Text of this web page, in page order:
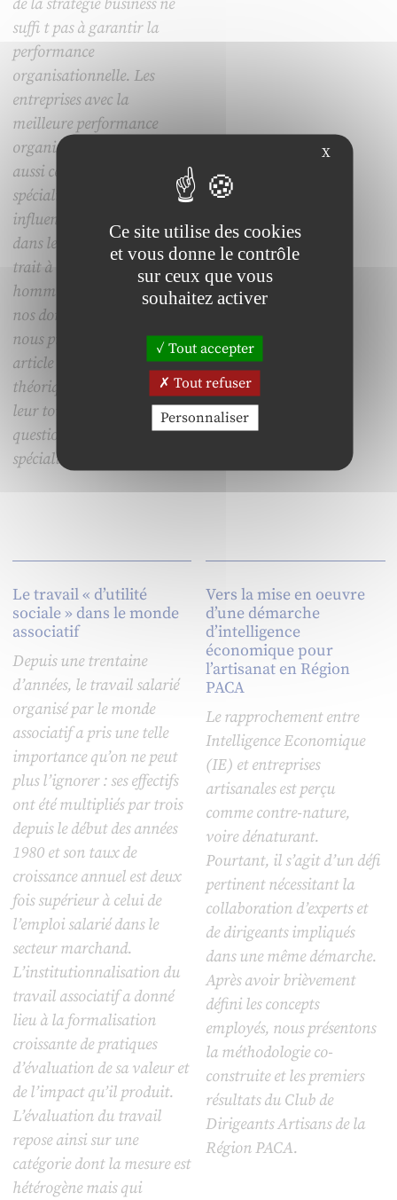
de la stratégie business ne
suffi t pas à garantir la
performance
organisationnelle. Les
entreprises avec la
meilleure performance
organisationnelle sont
aussi celles qui donnent aux
spécialistes RH une
influence prépondérante
dans les décisions qui ont
trait à la gestion des
hommes. Parallèlement à
nos données empiriques
nous proposons dans cet
article des éléments
théoriques qui confirment à
leur tour l’importance de la
question du pouvoir des
spécialistes en RH.
Le travail « d’utilité
sociale » dans le monde
associatif
Depuis une trentaine
d’années, le travail salarié
organisé par le monde
associatif a pris une telle
importance qu’on ne peut
plus l’ignorer : ses effectifs
ont été multipliés par trois
depuis le début des années
1980 et son taux de
croissance annuel est deux
fois supérieur à celui de
l’emploi salarié dans le
secteur marchand.
L’institutionnalisation du
travail associatif a donné
lieu à la formalisation
croissante de pratiques
d’évaluation de sa valeur et
de l’impact qu’il produit.
L’évaluation du travail
repose ainsi sur une
catégorie dont la mesure est
hétérogène mais qui
Vers la mise en oeuvre
d’une démarche
d’intelligence
économique pour
l’artisanat en Région
PACA
Le rapprochement entre
Intelligence Economique
(IE) et entreprises
artisanales est perçu
comme contre-nature,
voire dénaturant.
Pourtant, il s’agit d’un défi
pertinent nécessitant la
collaboration d’experts et
de dirigeants impliqués
dans une même démarche.
Après avoir brièvement
défini les concepts
employés, nous présentons
la méthodologie co-
construite et les premiers
résultats du Club de
Dirigeants Artisans de la
Région PACA.
X
Ce site utilise des cookies
et vous donne le contrôle
sur ceux que vous
souhaitez activer
Tout accepter
Tout refuser
Personnaliser